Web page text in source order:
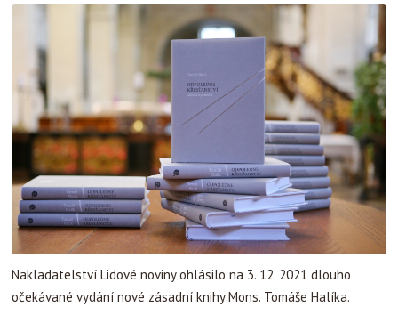
Nakladatelství Lidové noviny ohlásilo na 3. 12. 2021 dlouho
očekávané vydání nové zásadní knihy Mons. Tomáše Halíka.